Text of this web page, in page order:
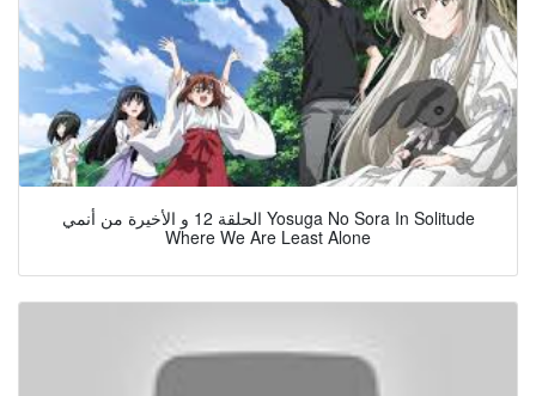
الحلقة 12 و الأخيرة من أنمي Yosuga No Sora In Solitude
Where We Are Least Alone